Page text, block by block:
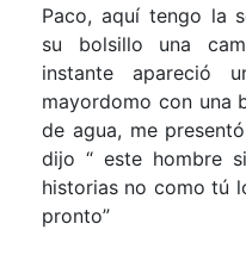
Paco, aquí tengo la
su bolsillo una
instante apareció
mayordomo con una
de agua, me
dijo “ este hombre
historias no como tú
pronto”